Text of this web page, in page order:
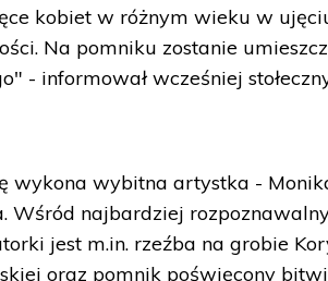
kobiet w różnym wieku w
Na pomniku zostanie
- informował wcześniej
wykona wybitna artystka -
Wśród najbardziej
jest m.in. rzeźba na grobie
oraz pomnik poświęcony